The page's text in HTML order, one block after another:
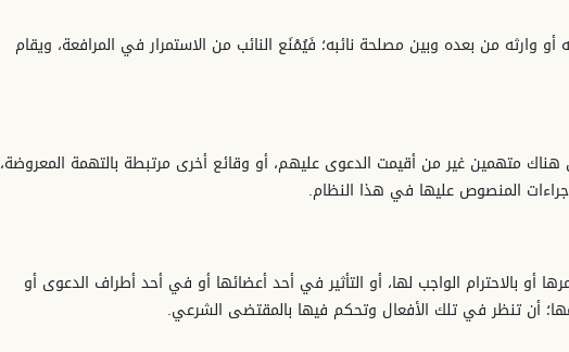
وارثه من بعده وبين مصلحة نائبه؛ فَيُمْنَع النائب من الاستمرار في المرافعة، ويقام
متهمين غير من أقيمت الدعوى عليهم، أو وقائع أخرى مرتبطة بالتهمة المعروضة،
المنصوص عليها في هذا النظام.
أو بالاحترام الواجب لها، أو التأثير في أحد أعضائها أو في أحد أطراف الدعوى أو
أن تنظر في تلك الأفعال وتحكم فيها بالمقتضى الشرعي.